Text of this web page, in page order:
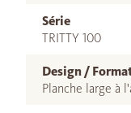
Série
TRITTY 100
Design /
Planche large à